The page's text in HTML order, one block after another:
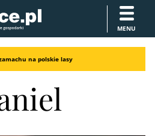
MENU
na polskie lasy